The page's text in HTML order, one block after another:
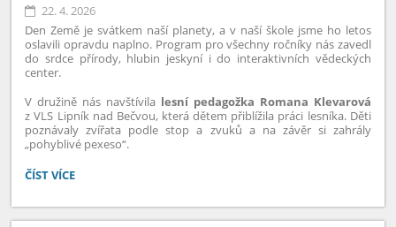
22. 4. 2026
Den Země je svátkem naší planety, a v naší škole jsme ho letos
oslavili opravdu naplno. Program pro všechny ročníky nás zavedl
do srdce přírody, hlubin jeskyní i do interaktivních vědeckých
center.
V družině nás navštívila lesní pedagožka Romana Klevarová
z VLS Lipník nad Bečvou, která dětem přiblížila práci lesníka. Děti
poznávaly zvířata podle stop a zvuků a na závěr si zahrály
„pohyblivé pexeso“.
DEN
ČÍST VÍCE